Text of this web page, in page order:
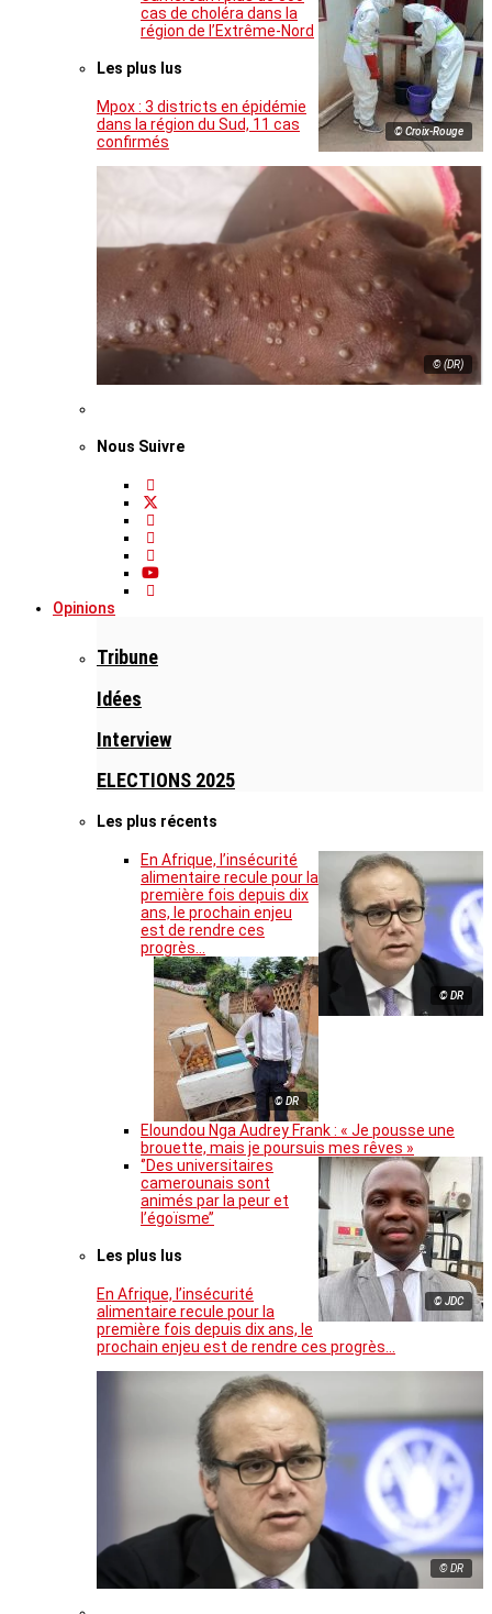
© Croix-Rouge
cas de choléra dans la
région de l’Extrême-Nord
Les plus lus
Mpox : 3 districts en épidémie
dans la région du Sud, 11 cas
confirmés
© (DR)
Nous Suivre
Opinions
Tribune
Idées
Interview
ELECTIONS 2025
Les plus récents
© DR
En Afrique, l’insécurité
alimentaire recule pour la
première fois depuis dix
ans, le prochain enjeu
est de rendre ces
progrès…
© DR
Eloundou Nga Audrey Frank : « Je pousse une
brouette, mais je poursuis mes rêves »
© JDC
‘’Des universitaires
camerounais sont
animés par la peur et
l’égoïsme’’
Les plus lus
En Afrique, l’insécurité
alimentaire recule pour la
première fois depuis dix ans, le
prochain enjeu est de rendre ces progrès…
© DR